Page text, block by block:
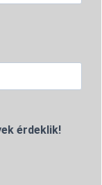
érdeklik!